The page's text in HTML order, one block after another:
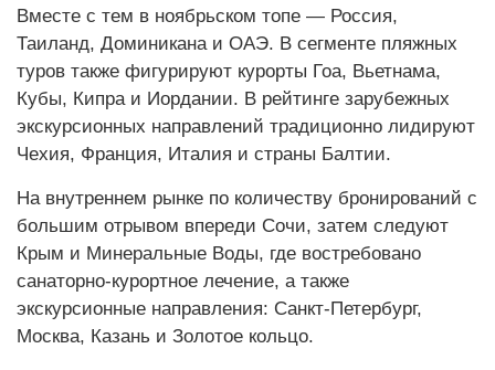
Вместе с тем в ноябрьском топе — Россия,
Таиланд, Доминикана и ОАЭ. В сегменте пляжных
туров также фигурируют курорты Гоа, Вьетнама,
Кубы, Кипра и Иордании. В рейтинге зарубежных
экскурсионных направлений традиционно лидируют
Чехия, Франция, Италия и страны Балтии.
На внутреннем рынке по количеству бронирований с
большим отрывом впереди Сочи, затем следуют
Крым и Минеральные Воды, где востребовано
санаторно-курортное лечение, а также
экскурсионные направления: Санкт-Петербург,
Москва, Казань и Золотое кольцо.